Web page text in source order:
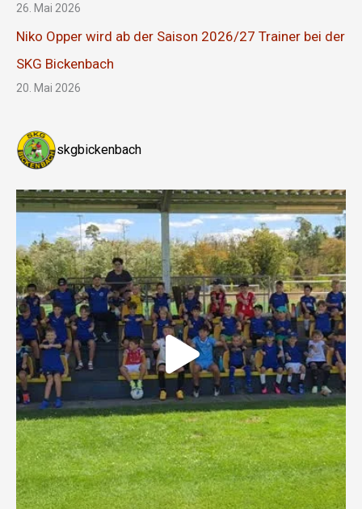
26. Mai 2026
Niko Opper wird ab der Saison 2026/27 Trainer bei der
SKG Bickenbach
20. Mai 2026
skgbickenbach